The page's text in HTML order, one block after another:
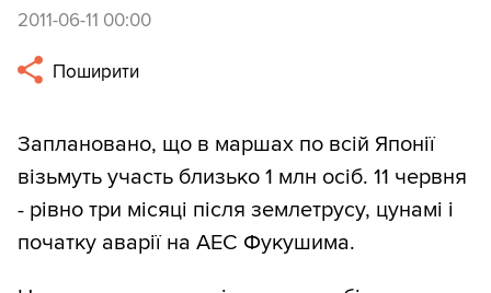
2011-06-11 00:00
Поширити
Заплановано, що в маршах по всій Японії
візьмуть участь близько 1 млн осіб. 11 червня
- рівно три місяці після землетрусу, цунамі і
початку аварії на АЕС Фукушима.